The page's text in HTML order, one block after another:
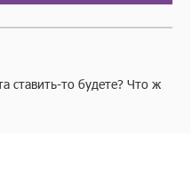
ставить-то будете? Что ж